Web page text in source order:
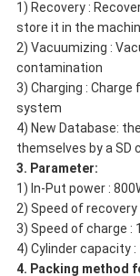
1) Recovery :
store it in the
2) Vacuumizing :
contamination
3) Charging :
system
4) New Database:
themselves by a SD
3. Parameter:
1) In-Put power :
2) Speed of
3) Speed of charge :
4) Cylinder capacity :
4. Packing method